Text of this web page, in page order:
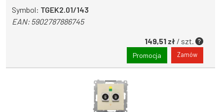
Symbol: TGEK2.01/143
EAN:5902787886745
149,51 zł / szt.
Promocja Zamów